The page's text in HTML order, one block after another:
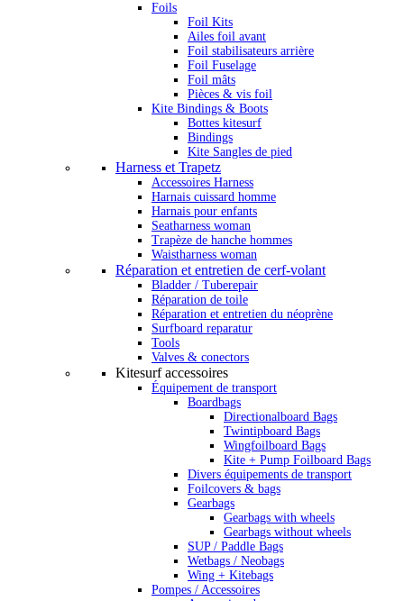
Foils
Foil Kits
Ailes foil avant
Foil stabilisateurs arrière
Foil Fuselage
Foil mâts
Pièces & vis foil
Kite Bindings & Boots
Bottes kitesurf
Bindings
Kite Sangles de pied
Harness et Trapetz
Accessoires Harness
Harnais cuissard homme
Harnais pour enfants
Seatharness woman
Trapèze de hanche hommes
Waistharness woman
Réparation et entretien de cerf-volant
Bladder / Tuberepair
Réparation de toile
Réparation et entretien du néoprène
Surfboard reparatur
Tools
Valves & conectors
Kitesurf accessoires
Équipement de transport
Boardbags
Directionalboard Bags
Twintipboard Bags
Wingfoilboard Bags
Kite + Pump Foilboard Bags
Divers équipements de transport
Foilcovers & bags
Gearbags
Gearbags with wheels
Gearbags without wheels
SUP / Paddle Bags
Wetbags / Neobags
Wing + Kitebags
Pompes / Accessoires